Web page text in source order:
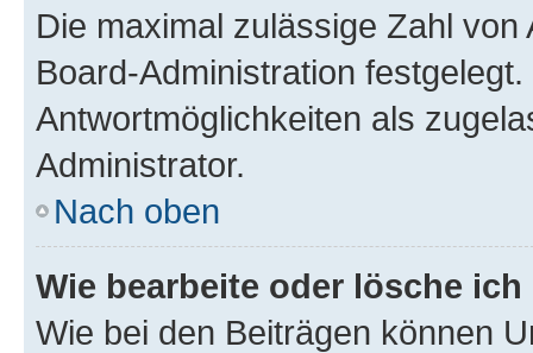
Die maximal zulässige Zahl
Board-Administration
Antwortmöglichkeiten als
Administrator.
Nach oben
Wie bearbeite oder lösche
Wie bei den Beiträgen können